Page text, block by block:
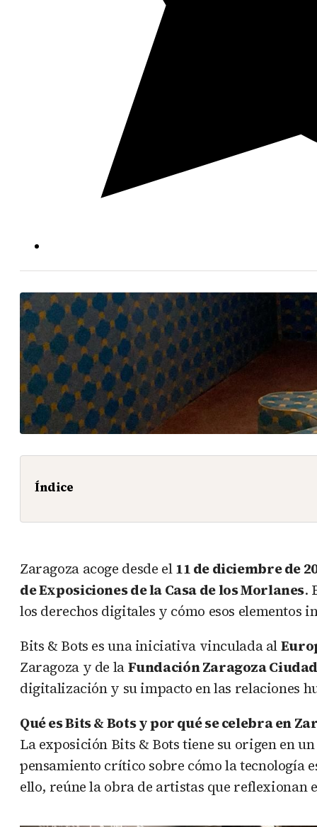
Índice
Zaragoza acoge desde el11 de diciembre de
de Exposiciones de la Casa de los Morlanes.
los derechos digitales y cómo esos
Bits & Bots es una iniciativa vinculada al
Zaragoza y de laFundación Zaragoza
digitalización y su impacto en las relaciones
Qué es Bits & Bots y por qué se celebra en
La exposición Bits & Bots tiene su origen en
pensamiento crítico sobre cómo la
ello, reúne la obra de artistas que reflexionan